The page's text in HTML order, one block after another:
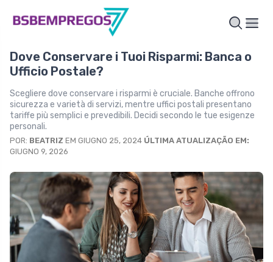
Dove Conservare i Tuoi Risparmi: Banca o
Ufficio Postale?
Scegliere dove conservare i risparmi è cruciale. Banche offrono
sicurezza e varietà di servizi, mentre uffici postali presentano
tariffe più semplici e prevedibili. Decidi secondo le tue esigenze
personali.
POR: BEATRIZ EM GIUGNO 25, 2024 ÚLTIMA ATUALIZAÇÃO EM:
GIUGNO 9, 2026